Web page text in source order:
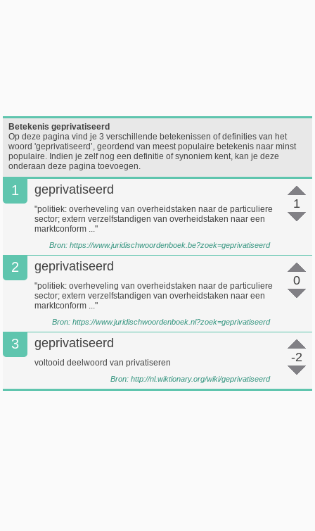
Betekenis geprivatiseerd
Op deze pagina vind je 3 verschillende betekenissen of definities van het
woord 'geprivatiseerd’, geordend van meest populaire betekenis naar minst
populaire. Indien je zelf nog een definitie of synoniem kent, kan je deze
onderaan deze pagina toevoegen.
1
1
geprivatiseerd
"politiek: overheveling van overheidstaken naar de particuliere
sector; extern verzelfstandigen van overheidstaken naar een
marktconform ..."
Bron: https://www.juridischwoordenboek.be?zoek=geprivatiseerd
2
0
geprivatiseerd
"politiek: overheveling van overheidstaken naar de particuliere
sector; extern verzelfstandigen van overheidstaken naar een
marktconform ..."
Bron: https://www.juridischwoordenboek.nl?zoek=geprivatiseerd
3
-2
geprivatiseerd
voltooid deelwoord van privatiseren
Bron: http://nl.wiktionary.org/wiki/geprivatiseerd